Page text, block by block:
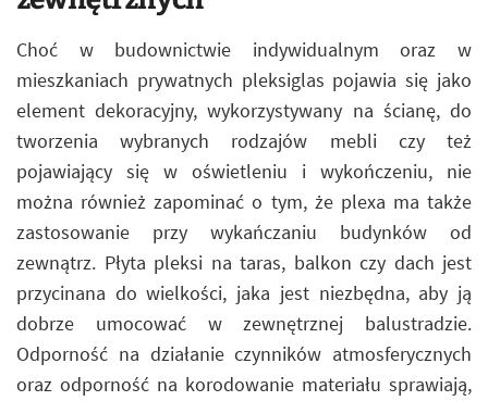
Choć w budownictwie indywidualnym oraz w
mieszkaniach prywatnych pleksiglas pojawia się jako
element dekoracyjny, wykorzystywany na ścianę, do
tworzenia wybranych rodzajów mebli czy też
pojawiający się w oświetleniu i wykończeniu, nie
można również zapominać o tym, że plexa ma także
zastosowanie przy wykańczaniu budynków od
zewnątrz. Płyta pleksi na taras, balkon czy dach jest
przycinana do wielkości, jaka jest niezbędna, aby ją
dobrze umocować w zewnętrznej balustradzie.
Odporność na działanie czynników atmosferycznych
oraz odporność na korodowanie materiału sprawiają,